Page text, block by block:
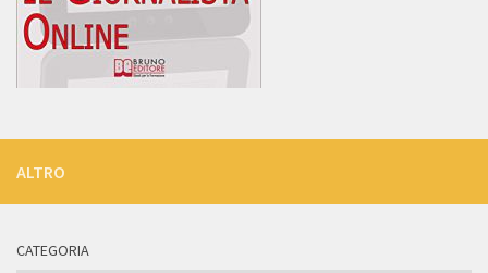
ALTRO
CATEGORIA